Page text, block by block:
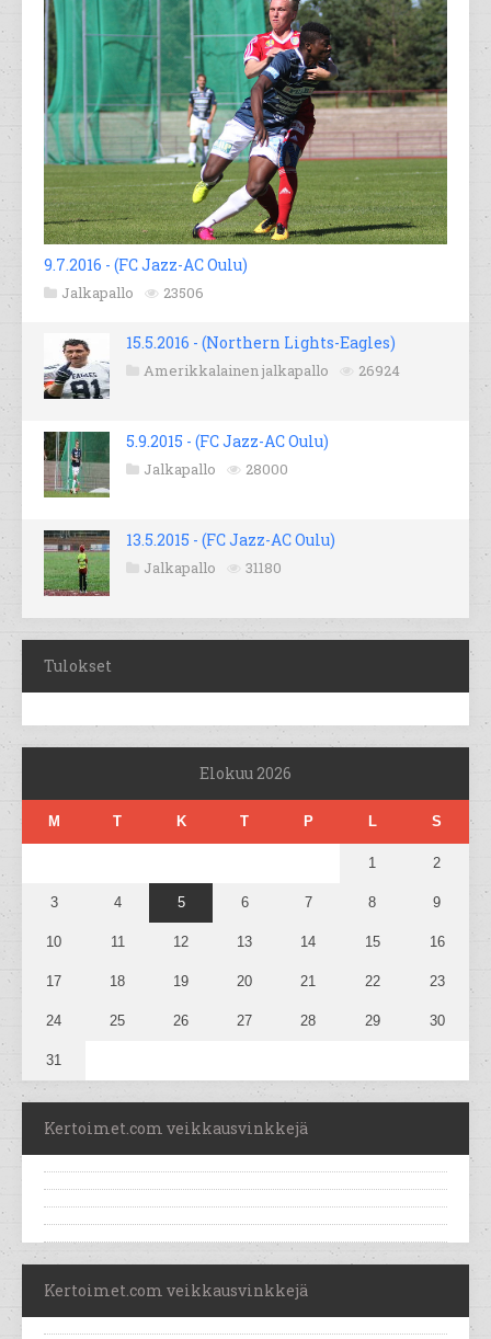
9.7.2016 - (FC Jazz-AC Oulu)
Jalkapallo 23506
15.5.2016 - (Northern Lights-Eagles)
Amerikkalainen jalkapallo 26924
5.9.2015 - (FC Jazz-AC Oulu)
Jalkapallo 28000
13.5.2015 - (FC Jazz-AC Oulu)
Jalkapallo 31180
Tulokset
Elokuu 2026
M T K T P L S
1 2
3 4 5 6 7 8 9
10 11 12 13 14 15 16
17 18 19 20 21 22 23
24 25 26 27 28 29 30
31
Kertoimet.com veikkausvinkkejä
Kertoimet.com veikkausvinkkejä